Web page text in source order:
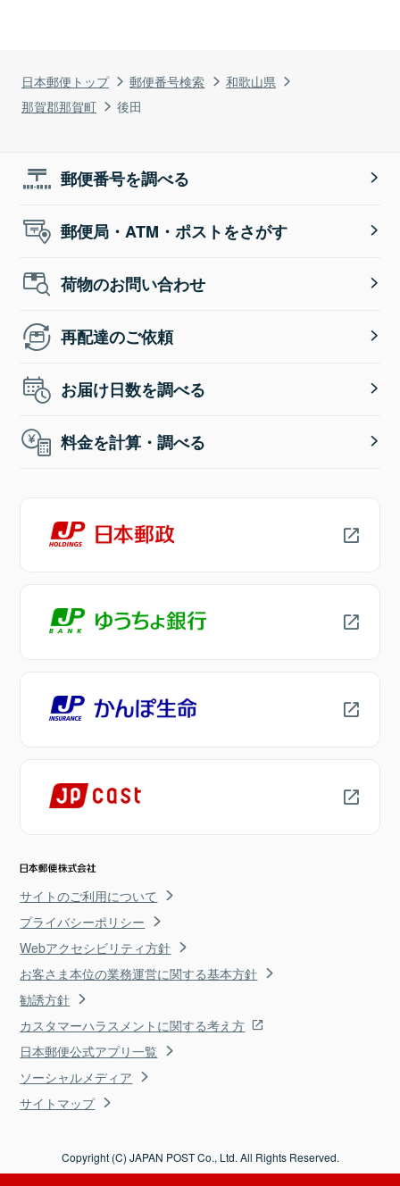
日本郵便トップ 郵便番号検索
和歌山県
那賀郡那賀町
後田
郵便番号を調べる
郵便局・ATM・ポストをさがす
荷物のお問い合わせ
再配達のご依頼
お届け日数を調べる
料金を計算・調べる
サイトのご利用について
プライバシーポリシー
Webアクセシビリティ方針
お客さま本位の業務運営に関する基本方針
勧誘方針
カスタマーハラスメントに関する考え方
日本郵便公式アプリ一覧
ソーシャルメディア
サイトマップ
Copyright (C) JAPAN POST Co., Ltd. All Rights Reserved.